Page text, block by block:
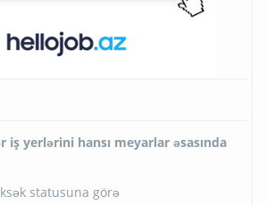
iş yerlərini hansı meyarlar əsasında
statusuna görə